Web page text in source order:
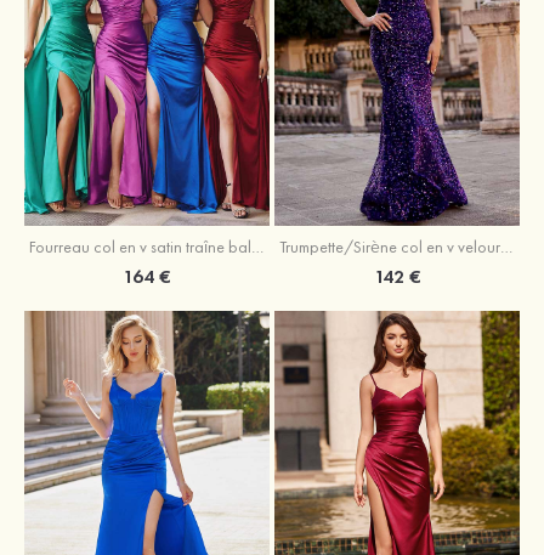
Fourreau col en v satin traîne balayage robe de bal
164 €
Trumpette/Sirène col en v velours paillettes traîne balayage robe de bal
142 €